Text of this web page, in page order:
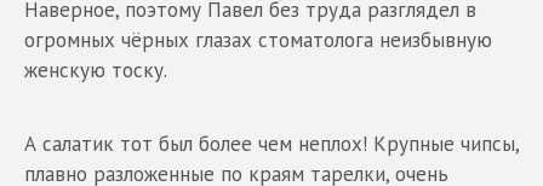
Наверное, поэтому Павел без труда разглядел в
огромных чёрных глазах стоматолога неизбывную
женскую тоску.
А салатик тот был более чем неплох! Крупные чипсы,
плавно разложенные по краям тарелки, очень